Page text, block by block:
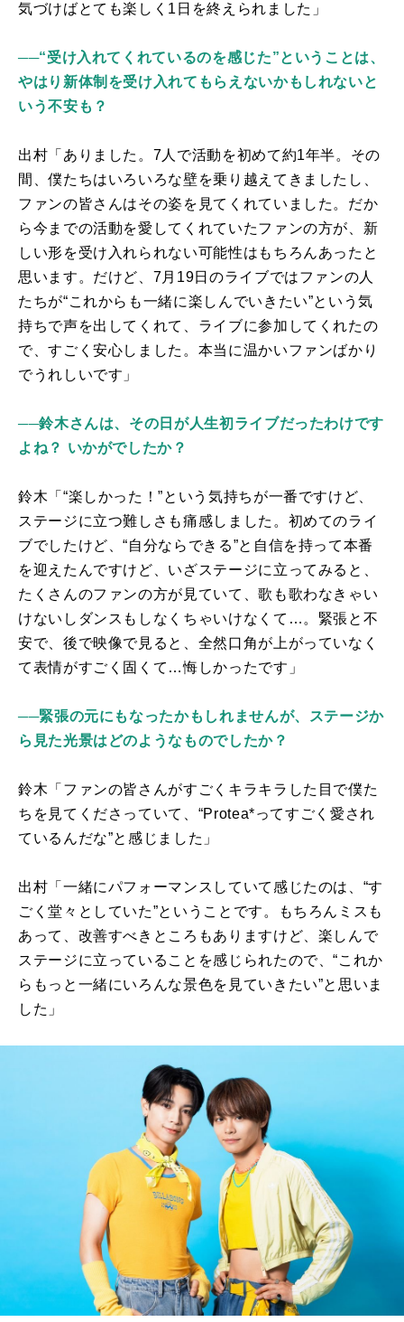
気づけばとても楽しく 1 日を終えられました」
──“受け入れてくれているのを感じた”ということは、
やはり新体制を受け入れてもらえないかもしれないと
いう不安も？
出村「ありました。7人で活動を初めて約1年半。その
間、僕たちはいろいろな壁を乗り越えてきましたし、
ファンの皆さんはその姿を見てくれていました。だか
ら今までの活動を愛してくれていたファンの方が、新
しい形を受け入れられない可能性はもちろんあったと
思います。だけど、 7月 19日のライブではファンの人
たちが“これからも一緒に楽しんでいきたい”という気
持ちで声を出してくれて、ライブに参加してくれたの
で、すごく安心しました。本当に温かいファンばかり
でうれしいです」
──鈴木さんは、その日が人生初ライブだったわけです
よね？ いかがでしたか？
鈴木「“楽しかった！”という気持ちが一番ですけど、
ステージに立つ難しさも痛感しました。初めてのライ
ブでしたけど、“自分ならできる”と自信を持って本番
を迎えたんですけど、いざステージに立ってみると、
たくさんのファンの方が見ていて、歌も歌わなきゃい
けないしダンスもしなくちゃいけなくて…。緊張と不
安で、後で映像で見ると、全然口角が上がっていなく
て表情がすごく固くて…悔しかったです」
──緊張の元にもなったかもしれませんが、ステージか
ら見た光景はどのようなものでしたか？
鈴木「ファンの皆さんがすごくキラキラした目で僕た
ちを見てくださっていて、“Protea*ってすごく愛され
ているんだな”と感じました」
出村「一緒にパフォーマンスしていて感じたのは、“す
ごく堂々としていた”ということです。もちろんミスも
あって、改善すべきところもありますけど、楽しんで
ステージに立っていることを感じられたので、“これか
らもっと一緒にいろんな景色を見ていきたい”と思いま
した」